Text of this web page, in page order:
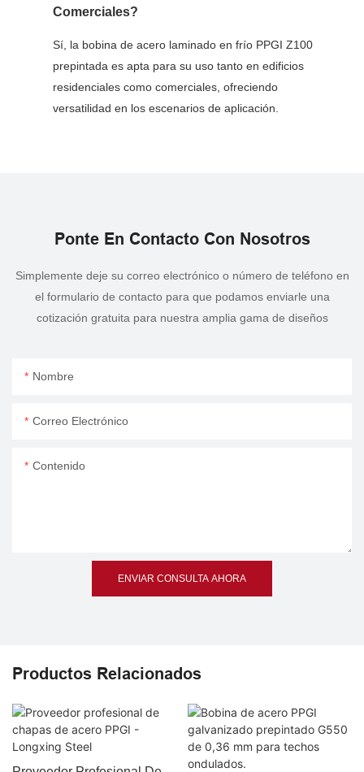
Comerciales?
Sí, la bobina de acero laminado en frío PPGI Z100
prepintada es apta para su uso tanto en edificios
residenciales como comerciales, ofreciendo
versatilidad en los escenarios de aplicación.
Ponte En Contacto Con Nosotros
Simplemente deje su correo electrónico o número de teléfono en
el formulario de contacto para que podamos enviarle una
cotización gratuita para nuestra amplia gama de diseños
Nombre
Correo Electrónico
Contenido
ENVIAR CONSULTA AHORA
Productos Relacionados